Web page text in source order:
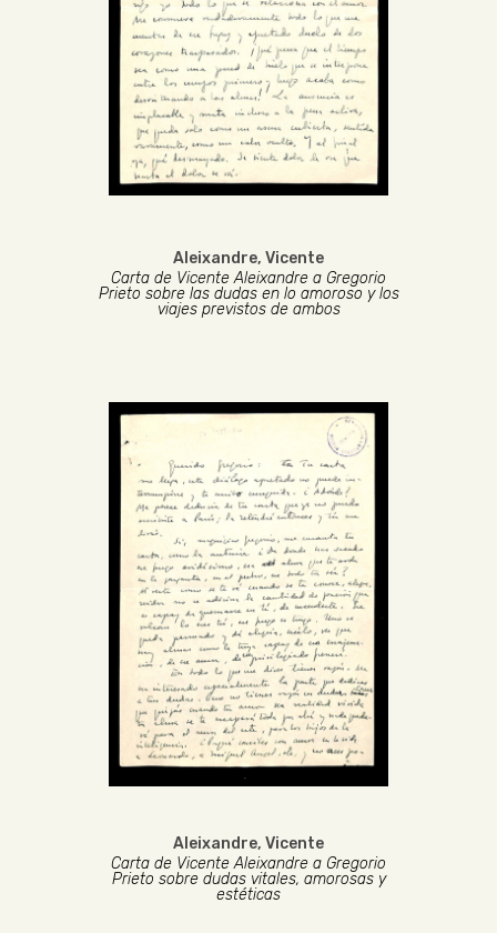
Aleixandre, Vicente
Carta de Vicente Aleixandre a Gregorio
Prieto sobre las dudas en lo amoroso y los
viajes previstos de ambos
Aleixandre, Vicente
Carta de Vicente Aleixandre a Gregorio
Prieto sobre dudas vitales, amorosas y
estéticas